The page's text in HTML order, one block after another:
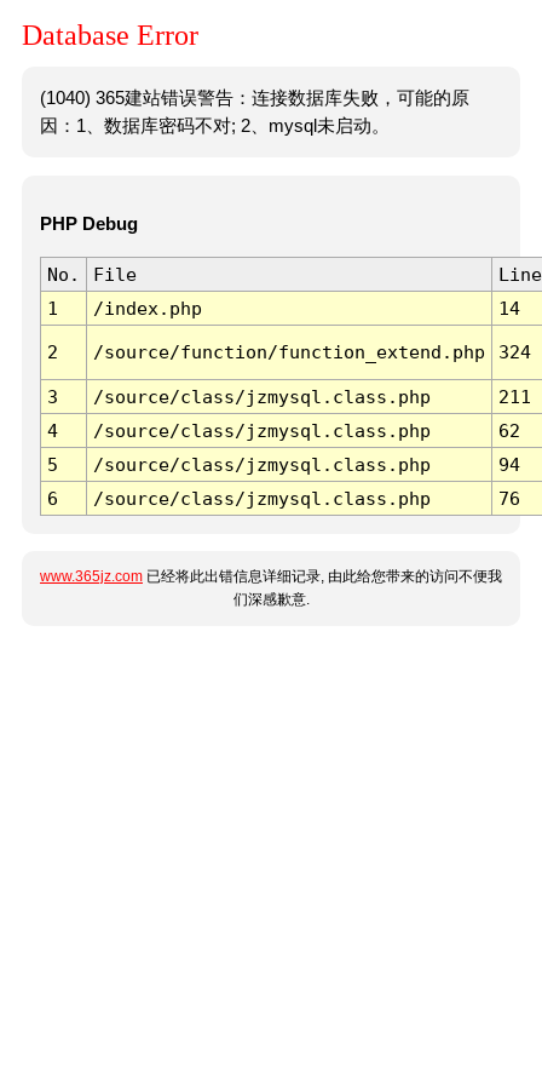
Database Error
(1040) 365建站错误警告：连接数据库失败，可能的原
因：1、数据库密码不对; 2、mysql未启动。
PHP Debug
No. File
Line
1
/index.php 14
2 /source/function/function_extend.php 324
3 /source/class/jzmysql.class.php
211
4
/source/class/jzmysql.class.php
62
5
/source/class/jzmysql.class.php
94
6
/source/class/jzmysql.class.php 76
www.365jz.com 已经将此出错信息详细记录, 由此给您带来的访问不便我
们深感歉意.